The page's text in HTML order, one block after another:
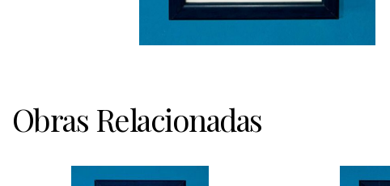
Obras Relacionadas